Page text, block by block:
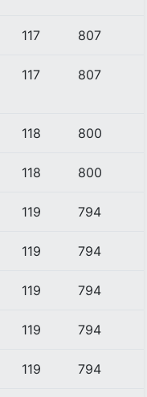
117 807
117 807
118 800
118 800
119 794
119 794
119 794
119 794
119 794